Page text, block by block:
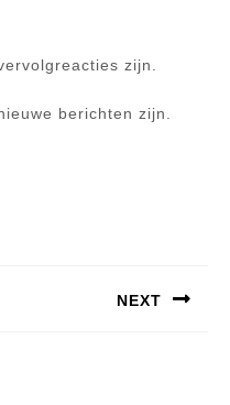
zijn.
berichten zijn.
NEXT